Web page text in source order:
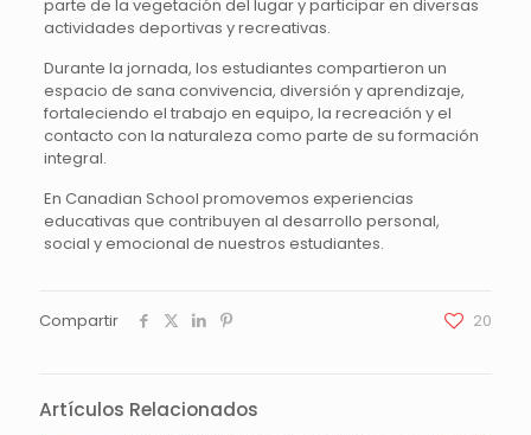
parte de la vegetación del lugar y participar en diversas
actividades deportivas y recreativas.
Durante la jornada, los estudiantes compartieron un
espacio de sana convivencia, diversión y aprendizaje,
fortaleciendo el trabajo en equipo, la recreación y el
contacto con la naturaleza como parte de su formación
integral.
En Canadian School promovemos experiencias
educativas que contribuyen al desarrollo personal,
social y emocional de nuestros estudiantes.
Compartir 20
Artículos Relacionados